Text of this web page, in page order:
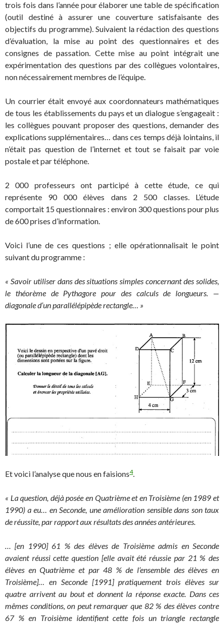
trois fois dans l’année pour élaborer une table de spécification
(outil destiné à assurer une couverture satisfaisante des
objectifs du programme). Suivaient la rédaction des questions
d’évaluation, la mise au point des questionnaires et des
consignes de passation. Cette mise au point intégrait une
expérimentation des questions par des collègues volontaires,
non nécessairement membres de l’équipe.
Un courrier était envoyé aux coordonnateurs mathématiques
de tous les établissements du pays et un dialogue s’engageait :
les collègues pouvant proposer des questions, demander des
explications supplémentaires… dans ces temps déjà lointains, il
n’était pas question de l’internet et tout se faisait par voie
postale et par téléphone.
2 000 professeurs ont participé à cette étude, ce qui
représente 90 000 élèves dans 2 500 classes. L’étude
comportait 15 questionnaires : environ 300 questions pour plus
de 600 prises d’information.
Voici l’une de ces questions ; elle opérationnalisait le point
suivant du programme :
« Savoir utiliser dans des situations simples concernant des solides,
le théorème de Pythagore pour des calculs de longueurs. —
diagonale d’un parallélépipède rectangle… »
Et voici l’analyse que nous en faisions4.
« La question, déjà posée en Quatrième et en Troisième (en 1989 et
1990) a eu… en Seconde, une amélioration sensible dans son taux
de réussite, par rapport aux résultats des années antérieures.
… [en 1990] 61 % des élèves de Troisième admis en Seconde
avaient réussi cette question [elle avait été réussie par 21 % des
élèves en Quatrième et par 48 % de l’ensemble des élèves en
Troisième]… en Seconde [1991] pratiquement trois élèves sur
quatre arrivent au bout et donnent la réponse exacte. Dans ces
mêmes conditions, on peut remarquer que 82 % des élèves contre
67 % en Troisième identifient cette fois un triangle rectangle